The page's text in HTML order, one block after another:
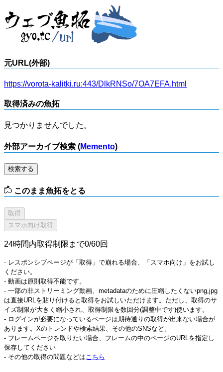
元URL(外部)
https://vorota-kalitki.ru:443/DlkRNSo/7OA7EFA.html
取得済みの魚拓
見つかりませんでした。
外部アーカイブ検索 (Memento)
検索する
このまま魚拓をとる
24時間内取得制限まで0/60回
- レスポンシブページが「取得」で崩れる場合、「スマホ向け」をお試し
ください。
- 動画は原則取得不能です。
- 一部の非ストリーミング動画、metadataのために圧縮したくないpng,jpg
は直接URLを貼り付けると取得をお試しいただけます。ただし、取得のサ
イズ制限が大きく縮小され、取得制限を数回分(調整中です)使います。
- ログインが必要になっているページは期待通りの取得が出来ない場合が
あります。Xのトレンドや検索結果、その他のSNSなど。
- フレームページを取りたい場合、フレームの中のページのURLを指定し
保存してください
- その他の取得の問題などはこちら